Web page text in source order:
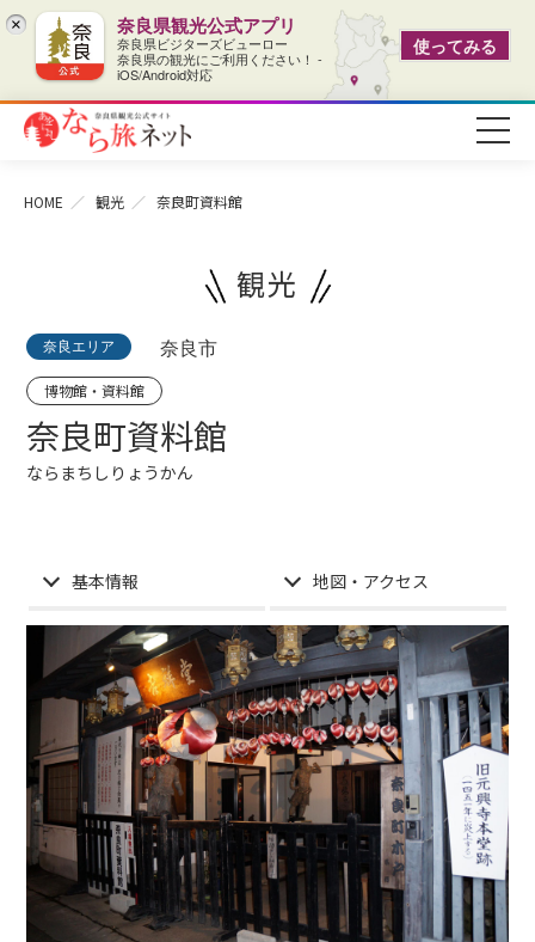
× 奈良県観光公式アプリ
奈良県ビジターズビューロー
奈良県の観光にご利用ください！ -
iOS/Android対応
使ってみる
HOME 観光 奈良町資料館
観光
奈良エリア 奈良市
博物館・資料館
奈良町資料館
ならまちしりょうかん
基本情報 地図・アクセス